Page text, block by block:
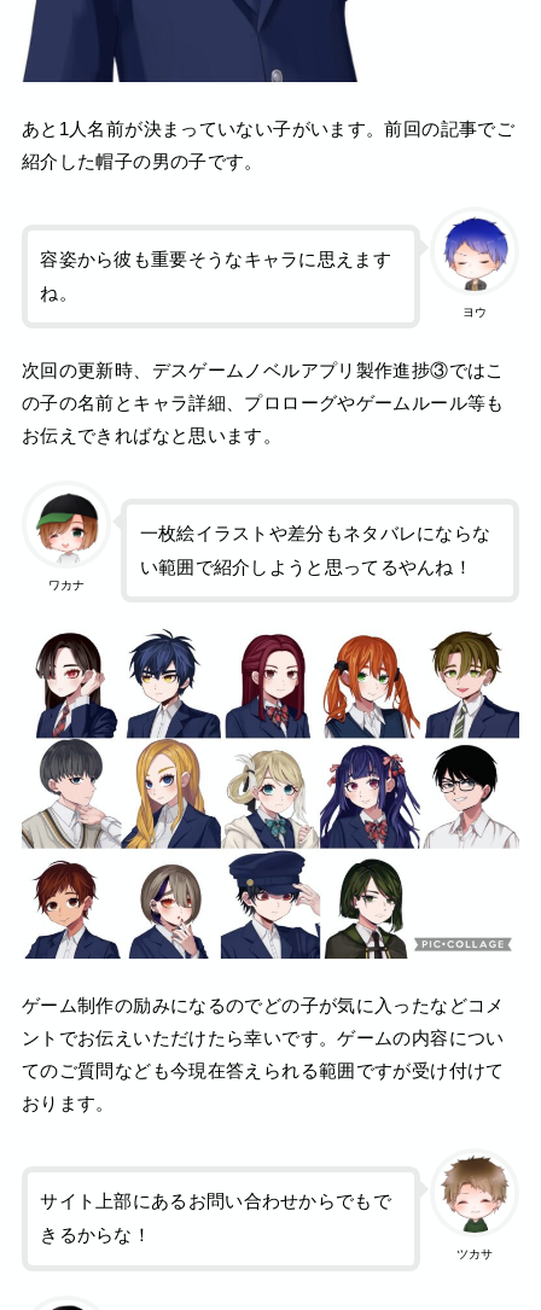
あと1人名前が決まっていない子がいます。前回の記事でご
紹介した帽子の男の子です。
ヨウ
容姿から彼も重要そうなキャラに思えます
ね。
次回の更新時、デスゲームノベルアプリ製作進捗③ではこ
の子の名前とキャラ詳細、プロローグやゲームルール等も
お伝えできればなと思います。
ワカナ
一枚絵イラストや差分もネタバレにならな
い範囲で紹介しようと思ってるやんね！
ゲーム制作の励みになるのでどの子が気に入ったなどコメ
ントでお伝えいただけたら幸いです。ゲームの内容につい
てのご質問なども今現在答えられる範囲ですが受け付けて
おります。
ツカサ
サイト上部にあるお問い合わせからでもで
きるからな！